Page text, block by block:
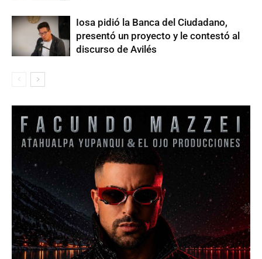
Iosa pidió la Banca del Ciudadano,
presentó un proyecto y le contestó al
discurso de Avilés